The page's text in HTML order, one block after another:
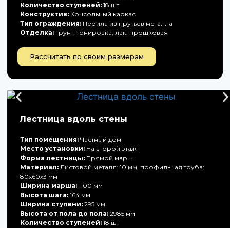
Количество ступеней: 18 шт
Конструктив: Консольный каркас
Тип ограждения: Перила из прутьев металла
Отделка: Грунт, тонировка, лак, прошковая
Рассчитать по своим размерам
Лестница вдоль стены
Тип помещения: Частный дом
Место установки: На второй этаж
Форма лестницы: Прямой марш
Материал: Листовой металл: 10 мм, профильная труба:
80х60х3 мм
Ширина марша: 1100 мм
Высота шага: 164 мм
Ширина ступени: 295 мм
Высота от пола до пола: 2985 мм
Количество ступеней: 18 шт